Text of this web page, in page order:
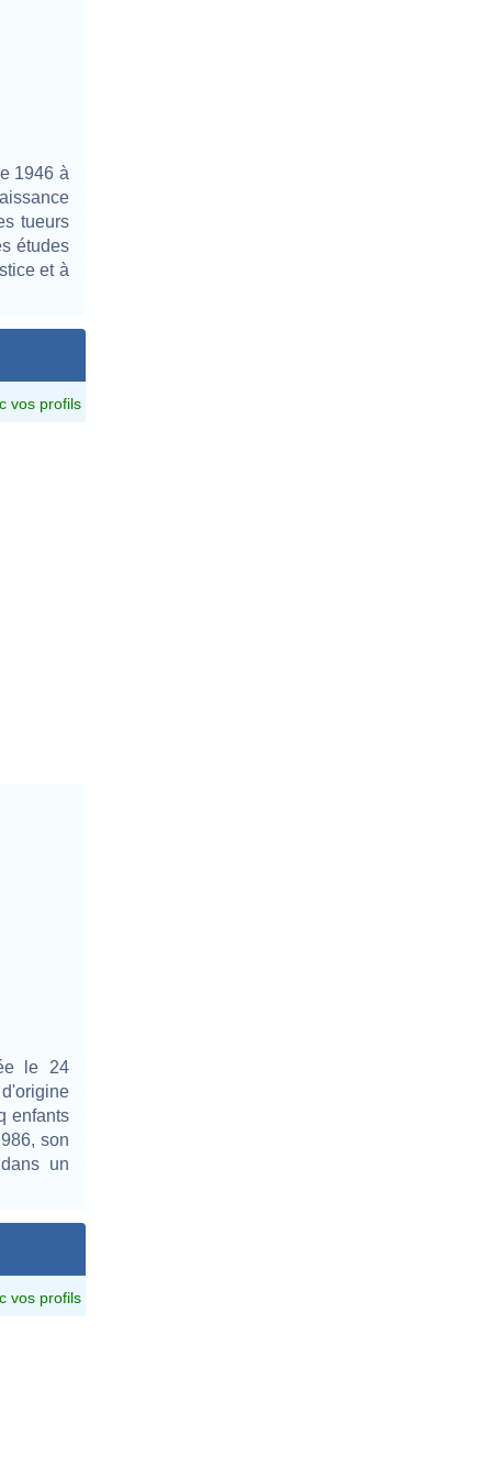
1946 à
tueurs
études
et à
vos profils
le 24
enfants
son
un
vos profils